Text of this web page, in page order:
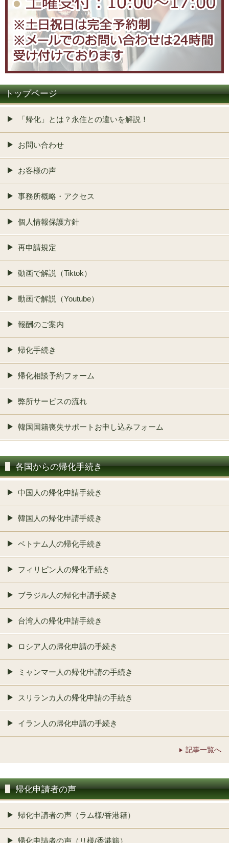
トップページ
「帰化」とは？永住との違いを解説！
お問い合わせ
お客様の声
事務所概略・アクセス
個人情報保護方針
再申請規定
動画で解説（Tiktok）
動画で解説（Youtube）
報酬のご案内
帰化手続き
帰化相談予約フォーム
弊所サービスの流れ
韓国国籍喪失サポートお申し込みフォーム
各国からの帰化手続き
中国人の帰化申請手続き
韓国人の帰化申請手続き
ベトナム人の帰化手続き
フィリピン人の帰化手続き
ブラジル人の帰化申請手続き
台湾人の帰化申請手続き
ロシア人の帰化申請の手続き
ミャンマー人の帰化申請の手続き
スリランカ人の帰化申請の手続き
イラン人の帰化申請の手続き
記事一覧へ
帰化申請者の声
帰化申請者の声（ラム様/香港籍）
帰化申請者の声（リ様/香港籍）